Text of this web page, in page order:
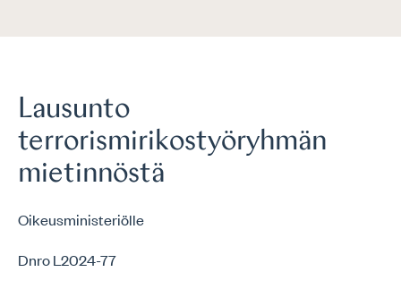
Lausunto
terrorismirikostyöryhmän
mietinnöstä
Oikeusministeriölle
Dnro L2024-77